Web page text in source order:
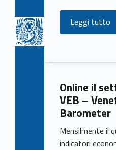
Leggi tutto
Online il
VEB –
Barometer
Mensilmente il
indicatori